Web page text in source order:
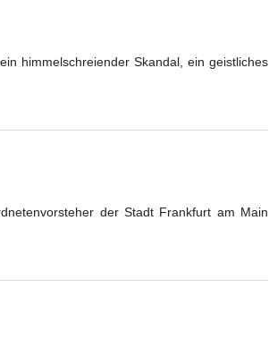
himmelschreiender Skandal, ein geistliches
der Stadt Frankfurt am Main